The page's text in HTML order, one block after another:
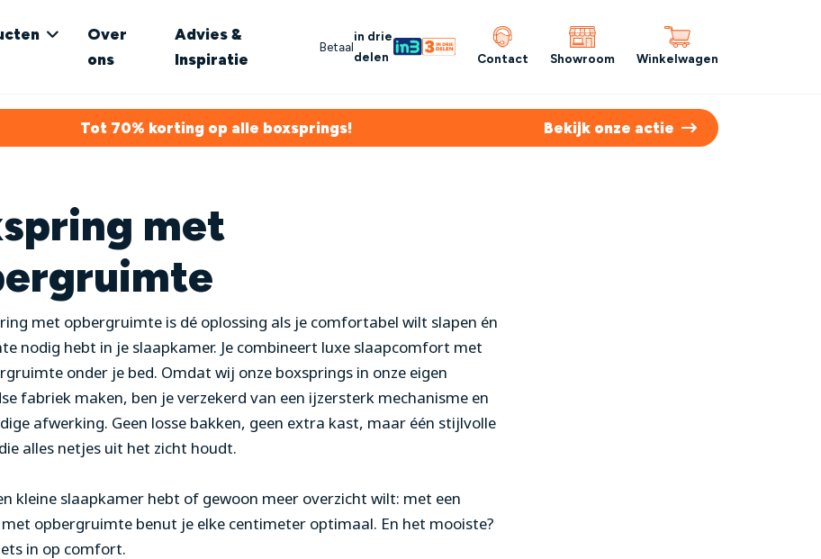
Betaal
in drie
delen
Contact Showroom Winkelwagen
Over
ons
Advies &
Inspiratie
Tot 70% korting op alle boxsprings! Bekijk onze actie
met
met opbergruimte is dé oplossing als je comfortabel wilt slapen én
nodig hebt in je slaapkamer. Je combineert luxe slaapcomfort met
onder je bed. Omdat wij onze boxsprings in onze eigen
fabriek maken, ben je verzekerd van een ijzersterk mechanisme en
afwerking. Geen losse bakken, geen extra kast, maar één stijlvolle
alles netjes uit het zicht houdt.
kleine slaapkamer hebt of gewoon meer overzicht wilt: met een
opbergruimte benut je elke centimeter optimaal. En het mooiste?
in op comfort.